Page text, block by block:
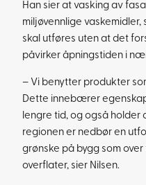
Han sier at vasking av
miljøvennlige
skal utføres uten at det
påvirker åpningstiden i
– Vi benytter produkter
Dette innebærer
lengre tid, og også holder
regionen er nedbør en
grønske på bygg som
overflater, sier Nilsen.